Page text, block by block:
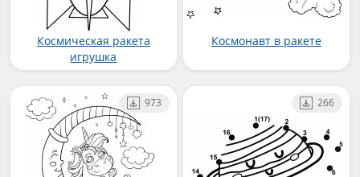
Космическая ракета
игрушка
Космонавт в ракете
973 266